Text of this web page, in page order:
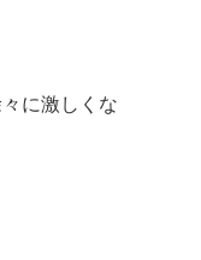
に激しくな